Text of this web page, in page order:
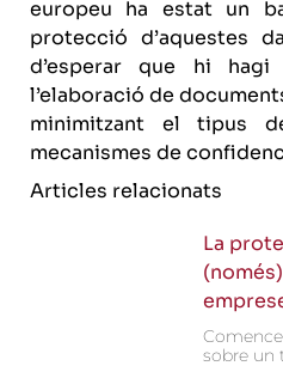
europeu ha estat un
protecció d’aquestes
d’esperar que hi
l’elaboració de
minimitzant el tipus
mecanismes de
Articles relacionats
La
sobre un